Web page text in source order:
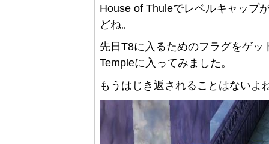
House of Thuleでレベルキャップ
どね。
先日T8に入るためのフラグをゲッ
Templeに入ってみました。
もうはじき返されることはないよ